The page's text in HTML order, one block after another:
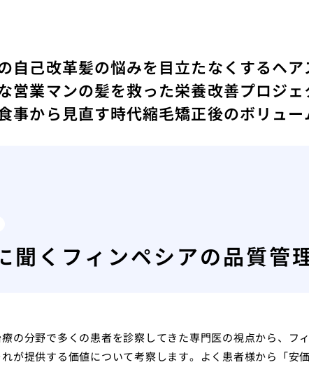
自己改革髪の悩みを目立たなくするヘ
営業マンの髪を救った栄養改善プロジェ
事から見直す時代縮毛矯正後のボリュ
聞くフィンペシアの品質管
療の分野で多くの患者を診察してきた専門医の視点から、フ
が提供する価値について考察します。よく患者様から「安